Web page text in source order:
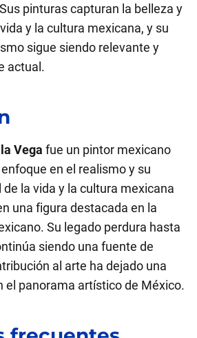
pinturas capturan la belleza y
y la cultura mexicana, y su
sigue siendo relevante y
actual.
Vega fue un pintor mexicano
en el realismo y su
la vida y la cultura mexicana
una figura destacada en la
Su legado perdura hasta
siendo una fuente de
al arte ha dejado una
el panorama artístico de México.